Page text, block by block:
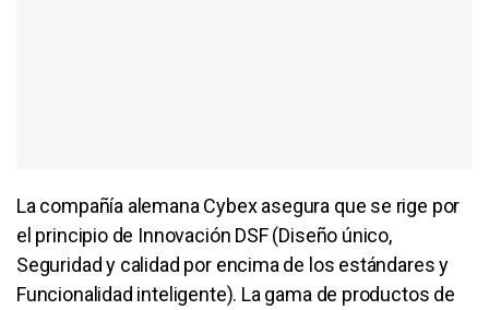
La compañía alemana Cybex asegura que se rige por
el principio de Innovación DSF (Diseño único,
Seguridad y calidad por encima de los estándares y
Funcionalidad inteligente). La gama de productos de